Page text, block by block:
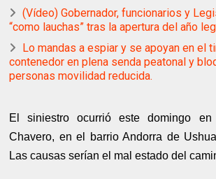
(Vídeo) Gobernador, funcionarios y
“como lauchas” tras la apertura del año
Lo mandas a espiar y se apoyan en el
contenedor en plena senda peatonal y
personas movilidad reducida.
El siniestro ocurrió este domingo
Chavero, en el barrio Andorra de
Las causas serían el mal estado del